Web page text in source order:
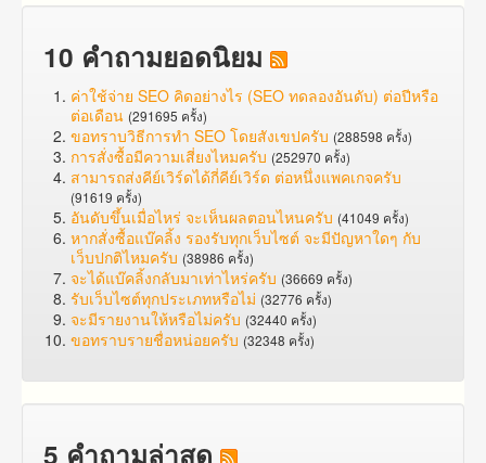
10 คำถามยอดนิยม
ค่าใช้จ่าย SEO คิดอย่างไร (SEO ทดลองอันดับ) ต่อปีหรือ
ต่อเดือน (291695 ครั้ง)
ขอทราบวิธีการทำ SEO โดยสังเขปครับ (288598 ครั้ง)
การสั่งซื้อมีความเสี่ยงไหมครับ (252970 ครั้ง)
สามารถส่งคีย์เวิร์ดได้กี่คีย์เวิร์ด ต่อหนึ่งแพคเกจครับ
(91619 ครั้ง)
อันดับขึ้นเมื่อไหร่ จะเห็นผลตอนไหนครับ (41049 ครั้ง)
หากสั่งซื้อแบ๊คลิ้ง รองรับทุกเว็บไซต์ จะมีปัญหาใดๆ กับ
เว็บปกติไหมครับ (38986 ครั้ง)
จะได้แบ๊คลิ้งกลับมาเท่าไหร่ครับ (36669 ครั้ง)
รับเว็บไซต์ทุกประเภทหรือไม่ (32776 ครั้ง)
จะมีรายงานให้หรือไม่ครับ (32440 ครั้ง)
ขอทราบรายชื่อหน่อยครับ (32348 ครั้ง)
5 คำถามล่าสุด